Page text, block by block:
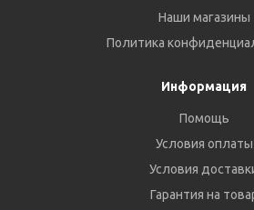
Наши магазины
Политика
Информация
Помощь
Условия оплаты
Условия
Гарантия на